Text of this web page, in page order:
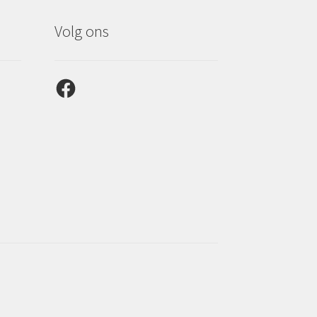
Volg ons
Facebook